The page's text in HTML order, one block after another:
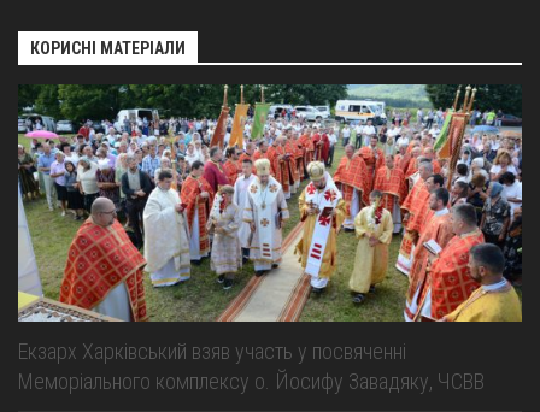
КОРИСНІ МАТЕРІАЛИ
Екзарх Харківський взяв участь у посвяченні
Меморіального комплексу о. Йосифу Завадяку, ЧСВВ